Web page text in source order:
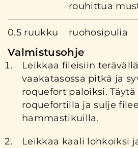
rouhittua
0.5 ruukku ruohosipulia
Valmistusohje
Leikkaa fileisiin
vaakatasossa pitkä ja
roquefort paloiksi.
roquefortilla ja sulje
hammastikuilla.
Leikkaa kaali lohkoiksi